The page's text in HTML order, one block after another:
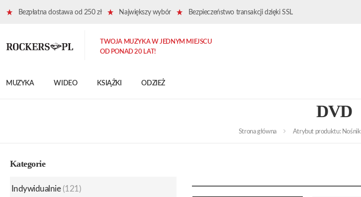
Bezpłatna dostawa od 250 zł Największy wybór Bezpieczeństwo transakcji dzięki SSL
MUZYKA WIDEO KSIĄŻKI ODZIEŻ
TWOJA MUZYKA W JEDNYM MIEJSCU
OD PONAD 20 LAT!
DVD
Strona główna Atrybut produktu: Nośnik
Kategorie
Indywidualnie (121)